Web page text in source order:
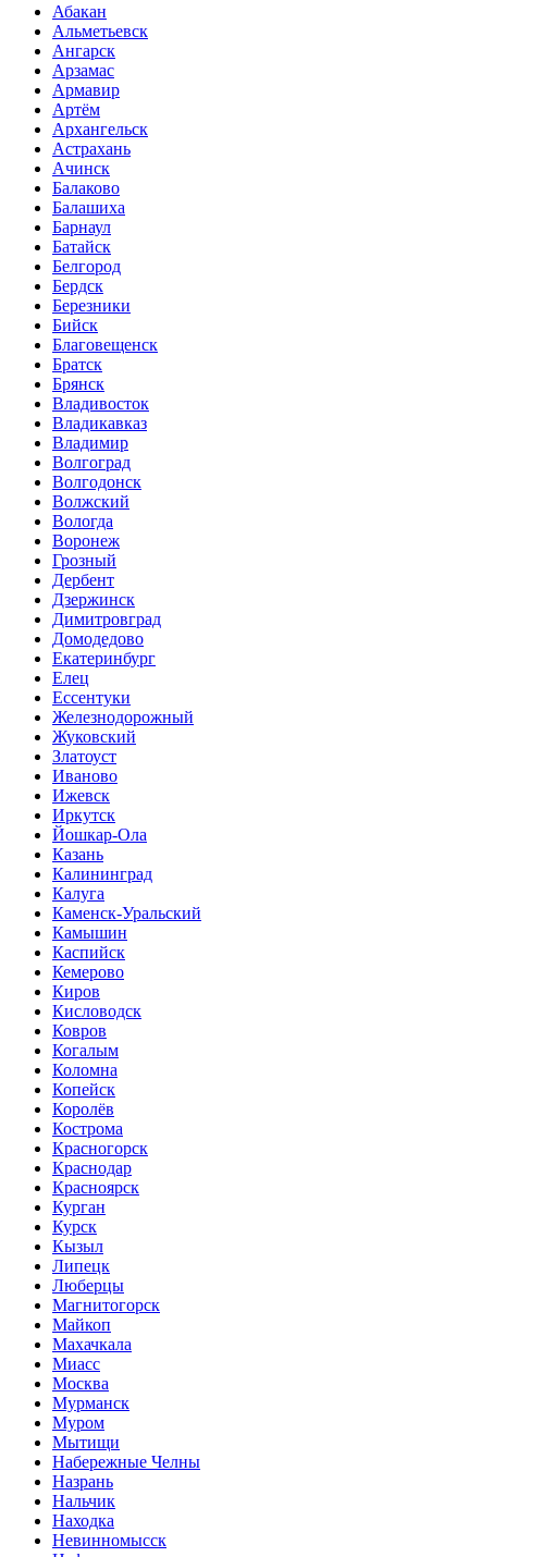
Абакан
Альметьевск
Ангарск
Арзамас
Армавир
Артём
Архангельск
Астрахань
Ачинск
Балаково
Балашиха
Барнаул
Батайск
Белгород
Бердск
Березники
Бийск
Благовещенск
Братск
Брянск
Владивосток
Владикавказ
Владимир
Волгоград
Волгодонск
Волжский
Вологда
Воронеж
Грозный
Дербент
Дзержинск
Димитровград
Домодедово
Екатеринбург
Елец
Ессентуки
Железнодорожный
Жуковский
Златоуст
Иваново
Ижевск
Иркутск
Йошкар-Ола
Казань
Калининград
Калуга
Каменск-Уральский
Камышин
Каспийск
Кемерово
Киров
Кисловодск
Ковров
Когалым
Коломна
Копейск
Королёв
Кострома
Красногорск
Краснодар
Красноярск
Курган
Курск
Кызыл
Липецк
Люберцы
Магнитогорск
Майкоп
Махачкала
Миасс
Москва
Мурманск
Муром
Мытищи
Набережные Челны
Назрань
Нальчик
Находка
Невинномысск